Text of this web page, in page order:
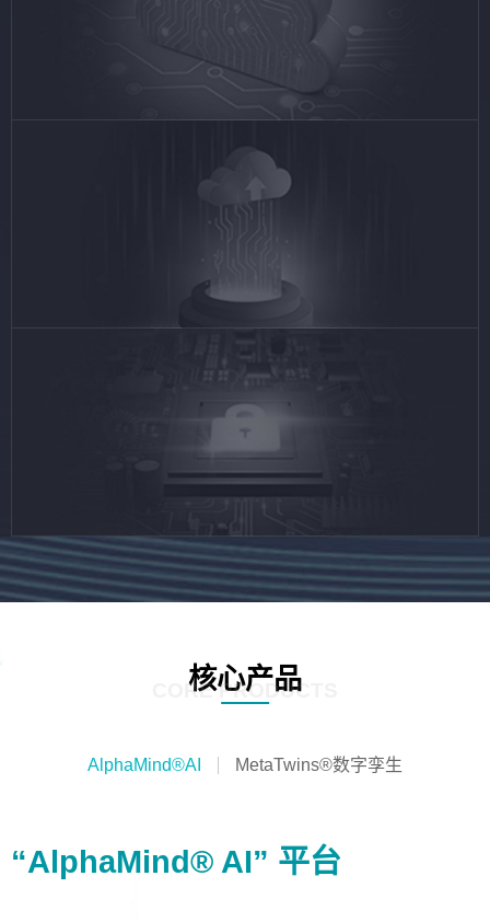
核心产品
CORE PRODUCTS
AlphaMind®AI MetaTwins®数字孪生
“AlphaMind® AI” 平台